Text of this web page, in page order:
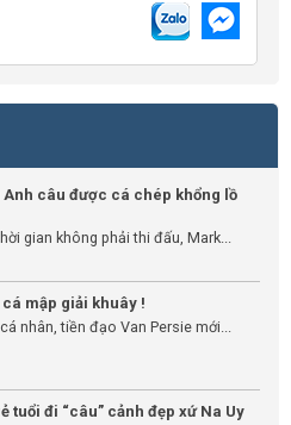
Anh câu được cá chép khổng lồ
gian không phải thi đấu, Mark...
mập giải khuây !
nhân, tiền đạo Van Persie mới...
tuổi đi “câu” cảnh đẹp xứ Na Uy